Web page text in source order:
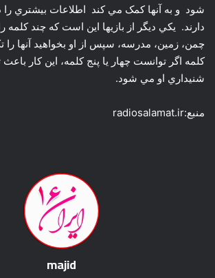
منبع:radiosalamat.ir
majid
With Product You Purchase